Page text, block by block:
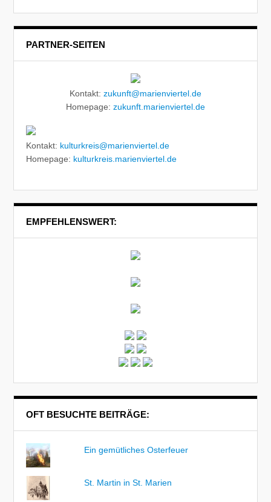
PARTNER-SEITEN
Kontakt: zukunft@marienviertel.de
Homepage: zukunft.marienviertel.de
Kontakt: kulturkreis@marienviertel.de
Homepage: kulturkreis.marienviertel.de
EMPFEHLENSWERT:
OFT BESUCHTE BEITRÄGE:
Ein gemütliches Osterfeuer
St. Martin in St. Marien